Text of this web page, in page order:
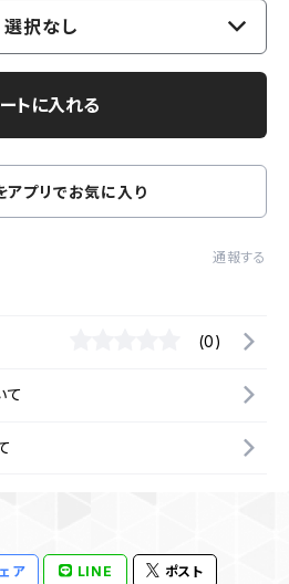
選択なし
トに入れる
アプリでお気に入り
通報する
(0)
て
ア LINE ポスト